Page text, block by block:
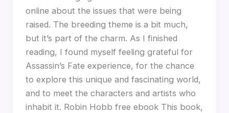
online about the issues that were being
raised. The breeding theme is a bit much,
but it’s part of the charm. As I finished
reading, I found myself feeling grateful for
Assassin’s Fate experience, for the chance
to explore this unique and fascinating world,
and to meet the characters and artists who
inhabit it. Robin Hobb free ebook This book,